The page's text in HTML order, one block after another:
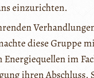
einzurichten.
diese Gruppe
Energiequellen im
ihren Abschluss.